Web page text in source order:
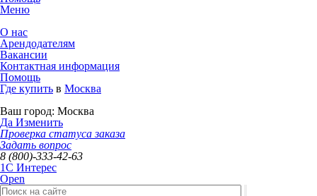
Меню
О нас
Арендодателям
Вакансии
Контактная информация
Помощь
Где купить в Москва
Ваш город: Москва
Да Изменить
Проверка статуса заказа
Задать вопрос
8 (800)-333-42-63
1C Интерес
Open